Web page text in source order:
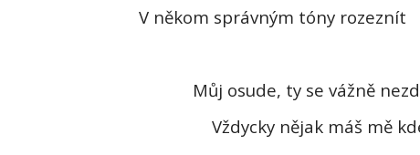
V někom správným tóny rozeznít
Můj osude, ty se vážně
Vždycky nějak máš mě